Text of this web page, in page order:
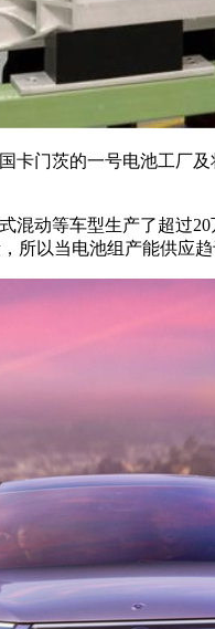
门茨的一号电池工厂
动等车型生产了超过
所以当电池组产能供应